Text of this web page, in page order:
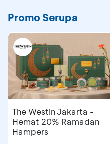
Promo Serupa
The Westin Jakarta -
Hemat 20% Ramadan
Hampers